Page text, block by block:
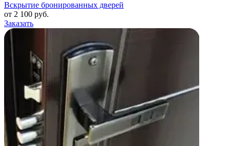
Вскрытие бронированных дверей
от 2 100 руб.
Заказать